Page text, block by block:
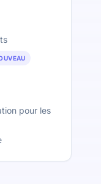
pour les